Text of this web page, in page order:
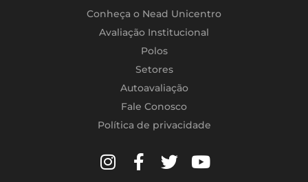
Conheça o Nead Unicentro
Avaliação Institucional
Polos
Setores
Autoavaliação
Fale Conosco
Política de privacidade